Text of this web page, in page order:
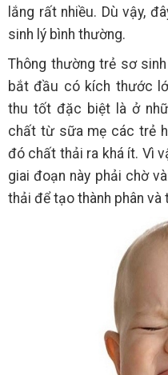
lắng rất nhiều. Dù vậy,
sinh lý bình thường.
Thông thường trẻ sơ
bắt đầu có kích thước
thu tốt đặc biệt là ở
chất từ sữa mẹ các trẻ
đó chất thải ra khá ít. Vì
giai đoạn này phải chờ
thải để tạo thành phân và